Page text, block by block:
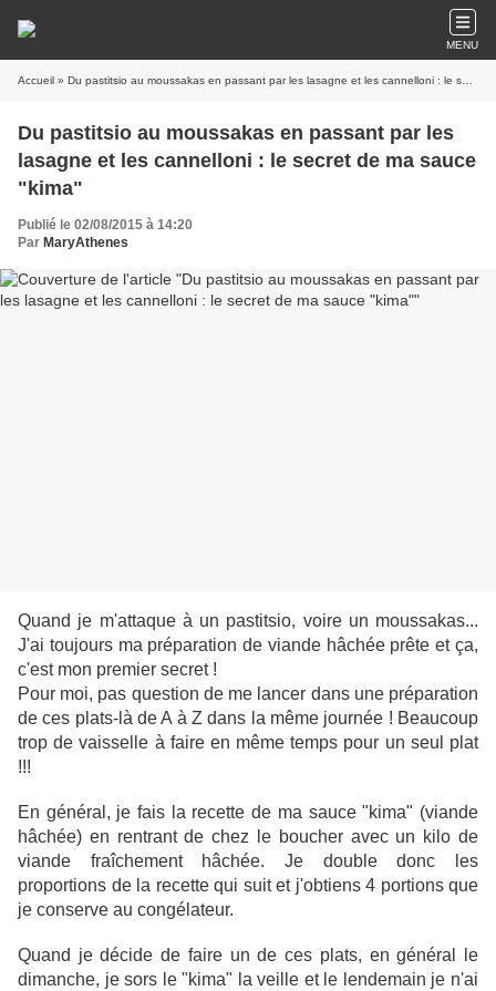
MENU
Accueil » Du pastitsio au moussakas en passant par les lasagne et les cannelloni : le secret de ma sauce "kima"
Du pastitsio au moussakas en passant par les
lasagne et les cannelloni : le secret de ma sauce
"kima"
Publié le 02/08/2015 à 14:20
Par MaryAthenes
Quand je m'attaque à un pastitsio, voire un moussakas...
J'ai toujours ma préparation de viande hâchée prête et ça,
c'est mon premier secret !
Pour moi, pas question de me lancer dans une préparation
de ces plats-là de A à Z dans la même journée ! Beaucoup
trop de vaisselle à faire en même temps pour un seul plat
!!!
En général, je fais la recette de ma sauce "kima" (viande
hâchée) en rentrant de chez le boucher avec un kilo de
viande fraîchement hâchée. Je double donc les
proportions de la recette qui suit et j'obtiens 4 portions que
je conserve au congélateur.
Quand je décide de faire un de ces plats, en général le
dimanche, je sors le "kima" la veille et le lendemain je n'ai